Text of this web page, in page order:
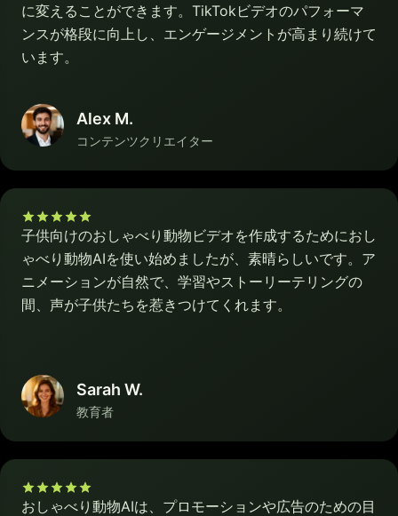
に変えることができます。TikTokビデオのパフォーマ
ンスが格段に向上し、エンゲージメントが高まり続けて
います。
Alex M.
コンテンツクリエイター
子供向けのおしゃべり動物ビデオを作成するためにおし
ゃべり動物AIを使い始めましたが、素晴らしいです。ア
ニメーションが自然で、学習やストーリーテリングの
間、声が子供たちを惹きつけてくれます。
Sarah W.
教育者
おしゃべり動物AIは、プロモーションや広告のための目